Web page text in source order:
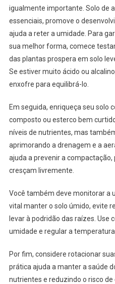
igualmente importante. Solo de
essenciais, promove o
ajuda a reter a umidade. Para
sua melhor forma, comece
das plantas prospera em solo
Se estiver muito ácido ou
enxofre para equilibrá-lo.
Em seguida, enriqueça seu solo
composto ou esterco bem
níveis de nutrientes, mas
aprimorando a drenagem e a
ajuda a prevenir a
cresçam livremente.
Você também deve monitorar a
vital manter o solo úmido, evite
levar à podridão das raízes.
umidade e regular a temperatura.
Por fim, considere rotacionar
prática ajuda a manter a saúde
nutrientes e reduzindo o risco